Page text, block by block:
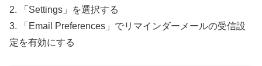
2. 「Settings」を選択する
3. 「Email Preferences」でリマインダーメールの受信設
定を有効にする